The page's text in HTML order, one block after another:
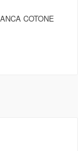
COTONE